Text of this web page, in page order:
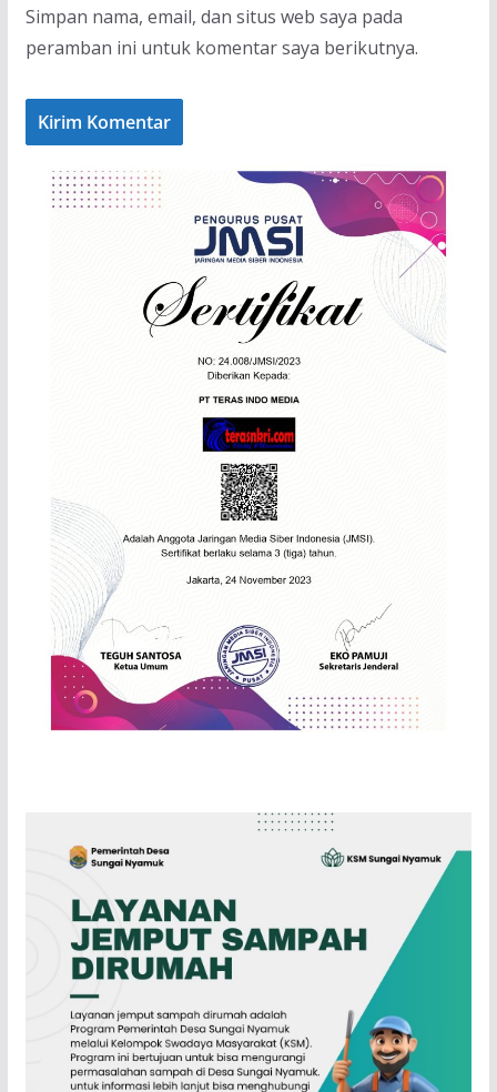
Simpan nama, email, dan situs web saya pada
peramban ini untuk komentar saya berikutnya.